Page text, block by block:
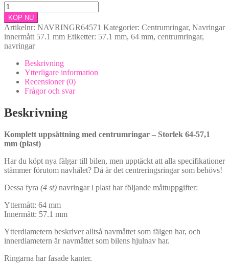
4-
pack
Navringar
64-
57.1
mm
(tillverkade
plast)
mängd
KÖP NU
Artikelnr: NAVRINGR64571 Kategorier: Centrumringar, Navringar
innermått 57.1 mm Etiketter: 57.1 mm, 64 mm, centrumringar,
navringar
Beskrivning
Ytterligare information
Recensioner (0)
Frågor och svar
Beskrivning
Komplett uppsättning med centrumringar – Storlek 64-57,1
mm (plast)
Har du köpt nya fälgar till bilen, men upptäckt att alla specifikationer
stämmer förutom navhålet? Då är det centreringsringar som behövs!
Dessa fyra (4 st) navringar i plast har följande måttuppgifter:
Yttermått: 64 mm
Innermått: 57.1 mm
Ytterdiametern beskriver alltså navmåttet som fälgen har, och
innerdiametern är navmåttet som bilens hjulnav har.
Ringarna har fasade kanter.